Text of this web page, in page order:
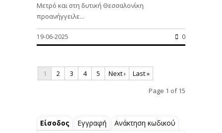
Μετρό και στη δυτική Θεσσαλονίκη
προανήγγειλε...
19-06-2025 0
1 2 3 4 5 Next ›
Last »
Page 1 of 15
Είσοδος Εγγραφή Ανάκτηση κωδικού